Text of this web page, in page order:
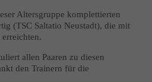
Altersgruppe komplettierten
(TSC Saltatio Neustadt), die mit
allen Paaren zu diesen
den Trainern für die